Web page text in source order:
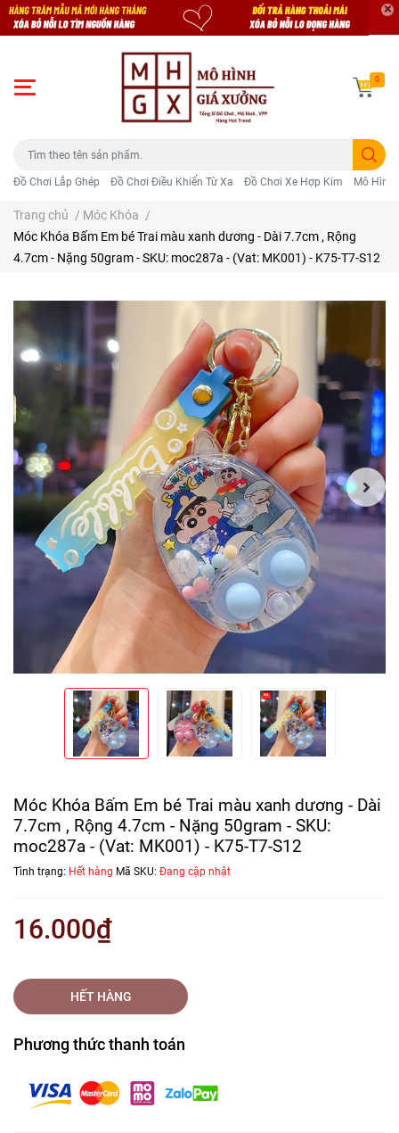
Đồ Chơi Lắp Ghép Đồ Chơi Điều Khiển Từ Xa Đồ Chơi Xe Hợp Kim Mô Hình
0
Trang chủ / Móc Khóa /
Móc Khóa Bấm Em bé Trai màu xanh dương - Dài 7.7cm , Rộng
4.7cm - Nặng 50gram - SKU: moc287a - (Vat: MK001) - K75-T7-S12
Móc Khóa Bấm Em bé Trai màu xanh dương - Dài
7.7cm , Rộng 4.7cm - Nặng 50gram - SKU:
moc287a - (Vat: MK001) - K75-T7-S12
Tình trạng: Hết hàng Mã SKU: Đang cập nhật
16.000₫
HẾT HÀNG
Phương thức thanh toán